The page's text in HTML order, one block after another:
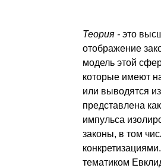
Теория - это
отображение
модель этой
которые имеют
или выводятся
представлена
импульса
законы, в том
тематиком